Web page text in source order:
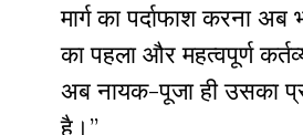
मार्ग का पर्दाफाश करना अब
का पहला और महत्वपूर्ण
अब नायक-पूजा ही उसका
है।”